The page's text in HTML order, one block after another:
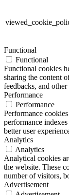
Functional
Functional
Functional cookies
sharing the content
feedbacks, and
Performance
Performance
Performance
performance
better user
Analytics
Analytics
Analytical cookies
the website. These
number of visitors,
Advertisement